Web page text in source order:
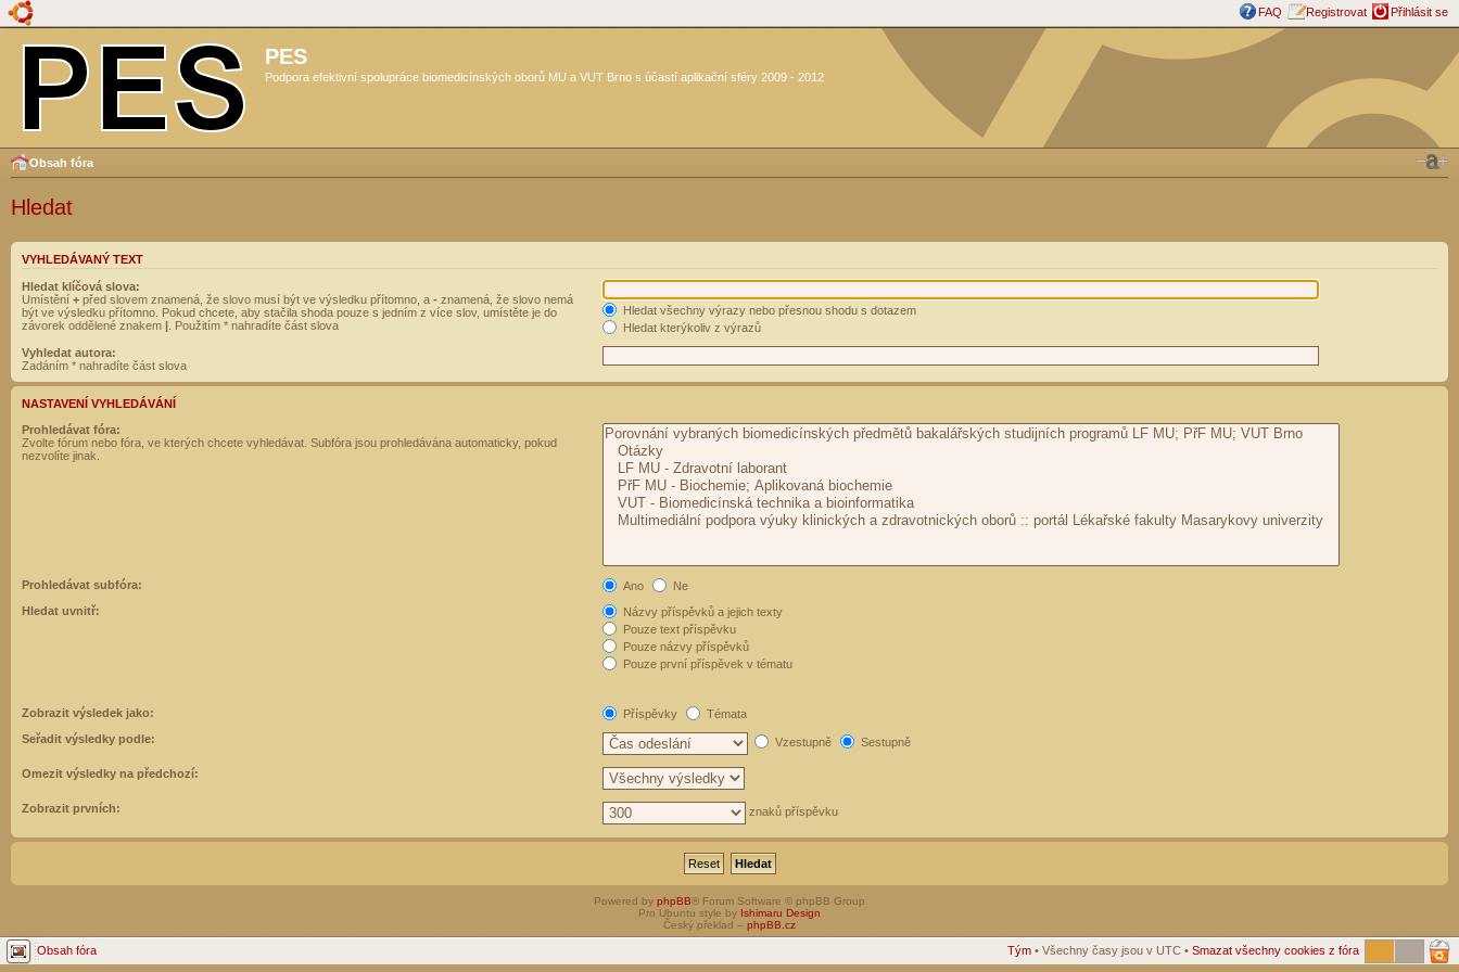
FAQ Registrovat Přihlásit se
PES
Podpora efektivní spolupráce biomedicínských oborů MU a VUT Brno s účastí aplikační sféry 2009 - 2012
Obsah fóra
Hledat
VYHLEDÁVANÝ TEXT
Hledat klíčová slova:
Umístění + před slovem znamená, že slovo musí být ve výsledku přítomno, a - znamená, že slovo nemá
být ve výsledku přítomno. Pokud chcete, aby stačila shoda pouze s jedním z více slov, umístěte je do
závorek oddělené znakem | . Použitím * nahradíte část slova
Hledat všechny výrazy nebo přesnou shodu s dotazem
Hledat kterýkoliv z výrazů
Vyhledat autora:
Zadáním * nahradíte část slova
NASTAVENÍ VYHLEDÁVÁNÍ
Prohledávat fóra:
Zvolte fórum nebo fóra, ve kterých chcete vyhledávat. Subfóra jsou prohledávána automaticky, pokud
nezvolíte jinak.
Prohledávat subfóra: Ano
Ne
Hledat uvnitř:
Názvy příspěvků a jejich texty
Pouze text příspěvku
Pouze názvy příspěvků
Pouze první příspěvek v tématu
Zobrazit výsledek jako: Příspěvky
Témata
Seřadit výsledky podle:
Vzestupně Sestupně
Omezit výsledky na předchozí:
Zobrazit prvních: znaků příspěvku
Powered by phpBB® Forum Software © phpBB Group
Pro Ubuntu style by Ishimaru Design
Český překlad – phpBB.cz
Obsah fóra Tým • Všechny časy jsou v UTC • Smazat všechny cookies z fóra